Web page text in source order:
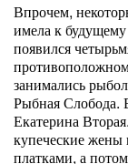
Впрочем,
имела к
появился
занимались
Рыбная Слобода.
Екатерина
купеческие жены
платками, а